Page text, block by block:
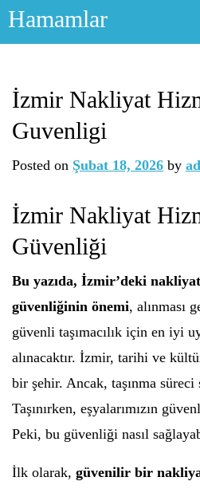
Skip
Hamamlar
İzmir Nakliyat
Guvenligi
Posted on Şubat 18, 2026 by
İzmir Nakliyat
Güvenliği
Bu yazıda, İzmir’deki
güvenliğinin önemi, alınması
güvenli taşımacılık için en iyi
alınacaktır. İzmir, tarihi ve
bir şehir. Ancak, taşınma
Taşınırken, eşyalarımızın
Peki, bu güvenliği nasıl
İlk olarak, güvenilir bir